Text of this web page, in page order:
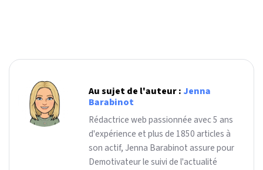
Au sujet de l'auteur : Jenna
Barabinot
Rédactrice web passionnée avec 5 ans
d'expérience et plus de 1850 articles à
son actif, Jenna Barabinot assure pour
Demotivateur le suivi de l'actualité